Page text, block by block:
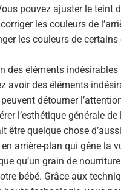
pouvez ajuster le teint
les couleurs de
les couleurs de certains
des éléments indésirables
avoir des éléments
détourner
l’esthétique générale
être quelque chose
arrière-plan qui gêne la
qu’un grain de
bébé. Grâce aux